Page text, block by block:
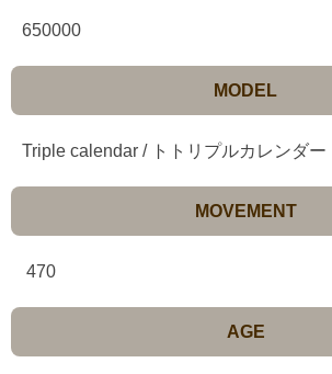
650000
MODEL
Triple calendar / トトリプルカレンダー
MOVEMENT
470
AGE